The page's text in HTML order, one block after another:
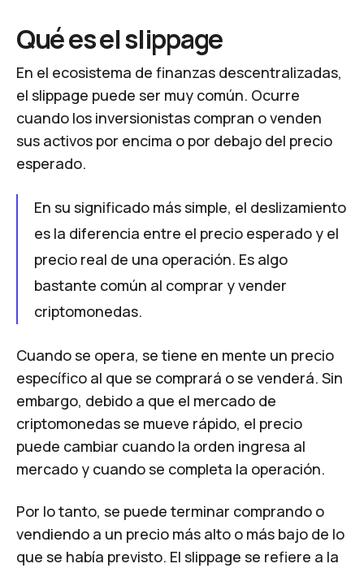
Qué es el slippage
En el ecosistema de finanzas descentralizadas,
el slippage puede ser muy común. Ocurre
cuando los inversionistas compran o venden
sus activos por encima o por debajo del precio
esperado.
En su significado más simple, el deslizamiento
es la diferencia entre el precio esperado y el
precio real de una operación. Es algo
bastante común al comprar y vender
criptomonedas.
Cuando se opera, se tiene en mente un precio
específico al que se comprará o se venderá. Sin
embargo, debido a que el mercado de
criptomonedas se mueve rápido, el precio
puede cambiar cuando la orden ingresa al
mercado y cuando se completa la operación.
Por lo tanto, se puede terminar comprando o
vendiendo a un precio más alto o más bajo de lo
que se había previsto. El slippage se refiere a la